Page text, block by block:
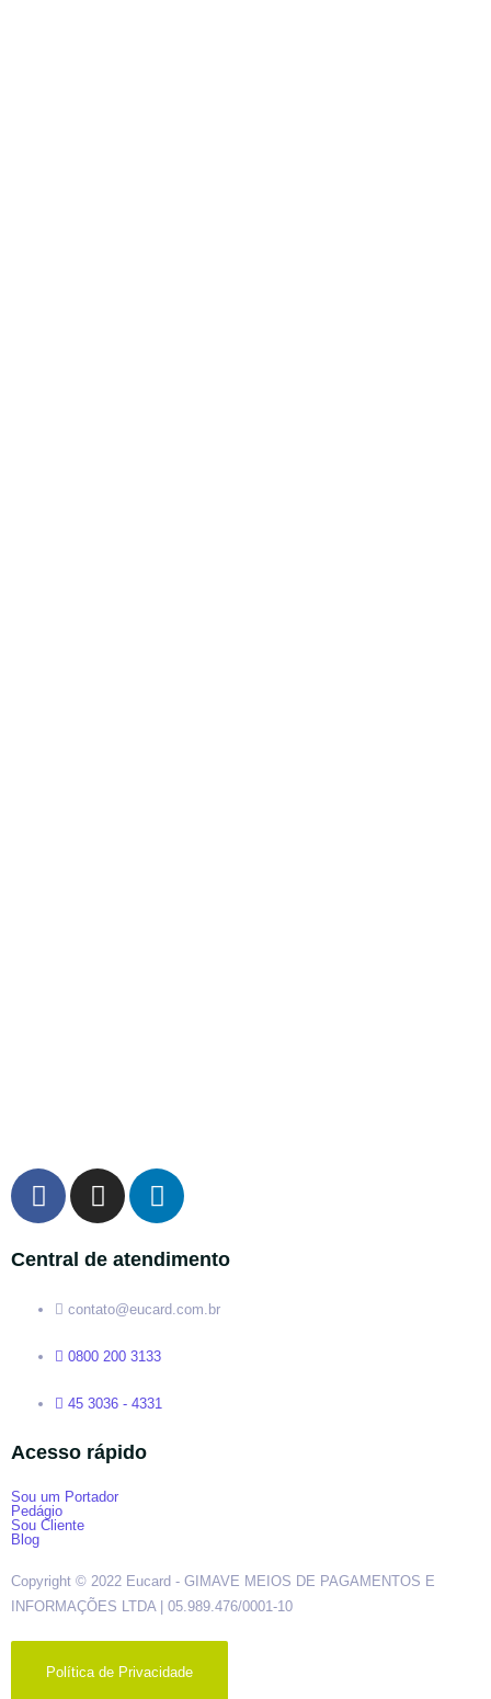
Central de atendimento
contato@eucard.com.br
0800 200 3133
45 3036 - 4331
Acesso rápido
Sou um Portador
Pedágio
Sou Cliente
Blog
Copyright © 2022 Eucard - GIMAVE MEIOS DE PAGAMENTOS E
INFORMAÇÕES LTDA | 05.989.476/0001-10
Política de Privacidade